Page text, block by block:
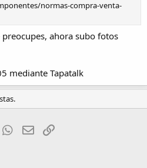
normas-compra-venta-
ahora subo fotos
mediante Tapatalk
TumblrWhatsApp
Email